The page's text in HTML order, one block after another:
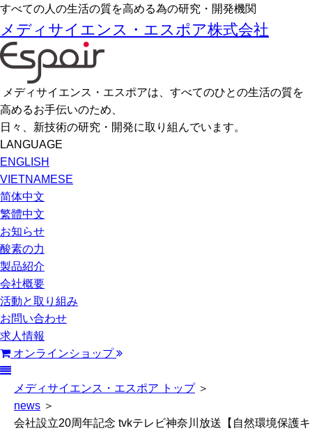
すべての人の生活の質を高める為の研究・開発機関
メディサイエンス・エスポア株式会社
メディサイエンス・エスポアは、すべてのひとの生活の質を
高めるお手伝いのため、
日々、新技術の研究・開発に取り組んでいます。
LANGUAGE
ENGLISH
VIETNAMESE
简体中文
繁體中文
お知らせ
酸素の力
製品紹介
会社概要
活動と取り組み
お問い合わせ
求人情報
オンラインショップ
メディサイエンス・エスポア トップ＞
news ＞
会社設立20周年記念 tvkテレビ神奈川放送【自然環境保護キ